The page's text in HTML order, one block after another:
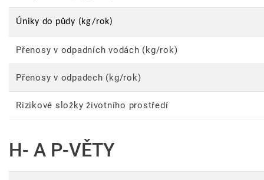
Úniky do půdy (kg/rok)
Přenosy v odpadních vodách (kg/rok)
Přenosy v odpadech (kg/rok)
Rizikové složky životního prostředí
H- A P-VĚTY